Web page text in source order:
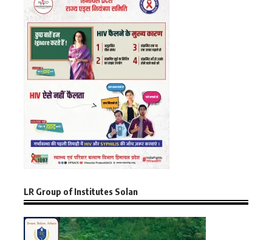
LR Group of Institutes Solan